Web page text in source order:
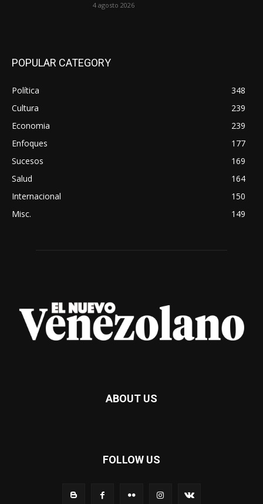
4 agosto 2026
POPULAR CATEGORY
Política
348
Cultura
239
Economia
239
Enfoques
177
Sucesos
169
Salud
164
Internacional
150
Misc.
149
ABOUT US
FOLLOW US